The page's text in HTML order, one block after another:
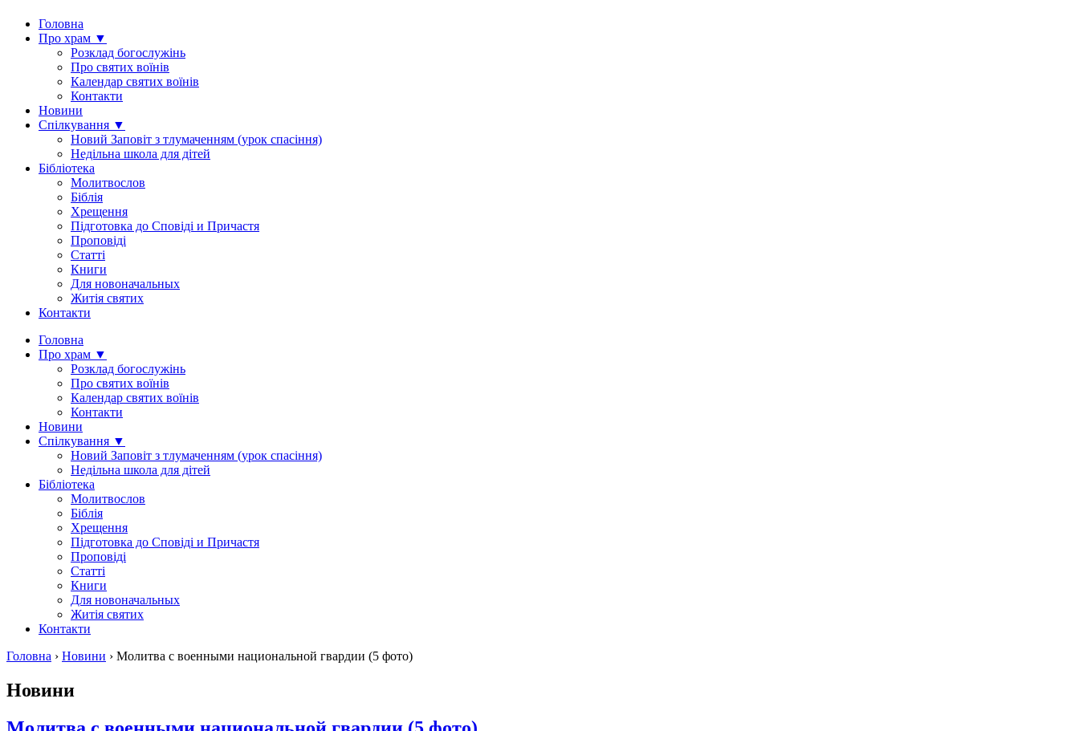
Головна
Про храм ▼
Розклад богослужінь
Про святих воїнів
Календар святих воїнів
Контакти
Новини
Спілкування ▼
Новий Заповіт з тлумаченням (урок спасіння)
Недільна школа для дітей
Бібліотека
Молитвослов
Біблія
Хрещення
Підготовка до Сповіді и Причастя
Проповіді
Статті
Книги
Для новоначальных
Житія святих
Контакти
Головна
Про храм ▼
Розклад богослужінь
Про святих воїнів
Календар святих воїнів
Контакти
Новини
Спілкування ▼
Новий Заповіт з тлумаченням (урок спасіння)
Недільна школа для дітей
Бібліотека
Молитвослов
Біблія
Хрещення
Підготовка до Сповіді и Причастя
Проповіді
Статті
Книги
Для новоначальных
Житія святих
Контакти
Головна › Новини › Молитва с военными национальной гвардии (5 фото)
Новини